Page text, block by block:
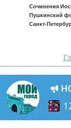
Сочинения
Пушкинский
Санкт-